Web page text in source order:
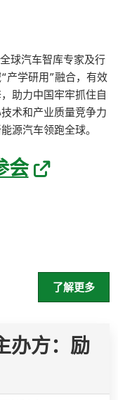
球汽车智库专家及行
产学研用”融合，有效
助力中国牢牢抓住自
术和产业质量竞争力
源汽车领跑全球。
会
了解更多
办方：励